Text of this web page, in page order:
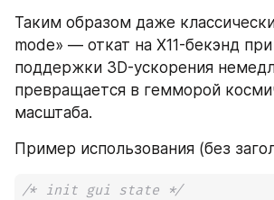
Таким образом даже
mode» — откат на X11-бекэнд
поддержки 3D-ускорения
превращается в гемморой
масштаба.
Пример использования (без
/* init gui state */